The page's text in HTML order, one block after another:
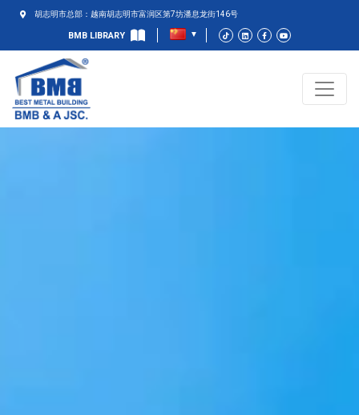
胡志明市总部：越南胡志明市富润区第7坊潘息龙街146号
BMB LIBRARY